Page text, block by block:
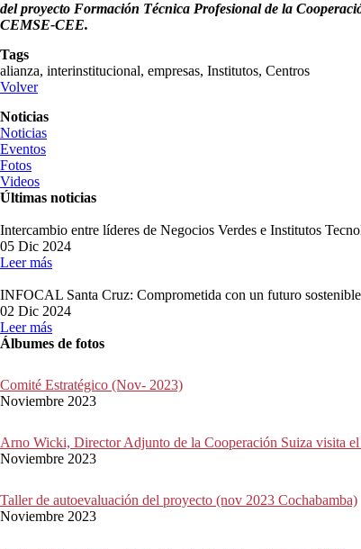
del proyecto Formación Técnica Profesional de la
CEMSE-CEE.
Tags
alianza, interinstitucional, empresas, Institutos, Centros
Volver
Noticias
Noticias
Eventos
Fotos
Videos
Últimas noticias
Intercambio entre líderes de Negocios Verdes e Institutos
05 Dic 2024
Leer más
INFOCAL Santa Cruz: Comprometida con un futuro sostenible
02 Dic 2024
Leer más
Álbumes de fotos
Comité Estratégico (Nov- 2023)
Noviembre 2023
Arno Wicki, Director Adjunto de la Cooperación Suiza visita
Noviembre 2023
Taller de autoevaluación del proyecto (nov 2023 Cochabamba)
Noviembre 2023